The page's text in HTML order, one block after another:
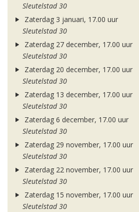
Sleutelstad 30
Zaterdag 3 januari, 17.00 uur
Sleutelstad 30
Zaterdag 27 december, 17.00 uur
Sleutelstad 30
Zaterdag 20 december, 17.00 uur
Sleutelstad 30
Zaterdag 13 december, 17.00 uur
Sleutelstad 30
Zaterdag 6 december, 17.00 uur
Sleutelstad 30
Zaterdag 29 november, 17.00 uur
Sleutelstad 30
Zaterdag 22 november, 17.00 uur
Sleutelstad 30
Zaterdag 15 november, 17.00 uur
Sleutelstad 30